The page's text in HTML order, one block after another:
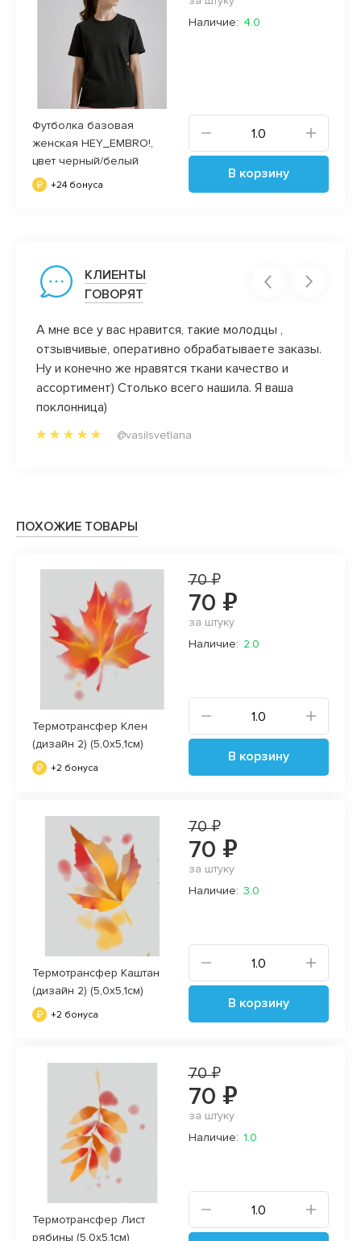
Футболка базовая
женская HEY_EMBRO!,
цвет черный/белый
+24 бонуса
Наличие: 4.0
В корзину
КЛИЕНТЫ
ГОВОРЯТ
А мне все у вас нравится, такие молодцы ,
отзывчивые, оперативно обрабатываете заказы.
Ну и конечно же нравятся ткани качество и
ассортимент) Столько всего нашила. Я ваша
поклонница)
@vasilsvetlana
ПОХОЖИЕ ТОВАРЫ
Термотрансфер Клен
(дизайн 2) (5,0х5,1см)
+2 бонуса
70 ₽
70 ₽
за штуку
Наличие: 2.0
В корзину
Термотрансфер Каштан
(дизайн 2) (5,0х5,1см)
+2 бонуса
70 ₽
70 ₽
за штуку
Наличие: 3.0
В корзину
Термотрансфер Лист
рябины (5,0х5,1см)
70 ₽
70 ₽
за штуку
Наличие: 1.0